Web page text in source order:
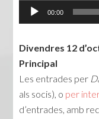
Reproductor
d'àudio
00:00
Divendres 12
Principal
Les entrades per
als socis), o per
d’entrades, amb